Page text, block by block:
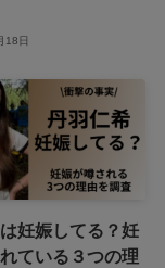
18日
妊娠してる？妊
ている３つの理